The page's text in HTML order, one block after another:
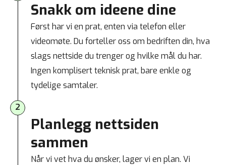
Snakk om ideene dine
Først har vi en prat, enten via telefon eller
videomøte. Du forteller oss om bedriften din, hva
slags nettside du trenger og hvilke mål du har.
Ingen komplisert teknisk prat, bare enkle og
tydelige samtaler.
2
Planlegg nettsiden
sammen​
Når vi vet hva du ønsker, lager vi en plan. Vi